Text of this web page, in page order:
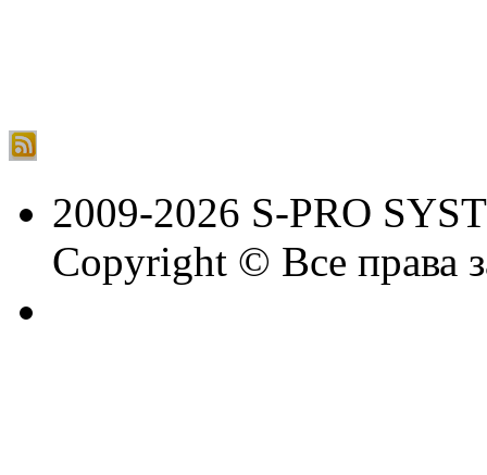
2009-2026 S-PRO
Copyright © Все права